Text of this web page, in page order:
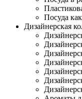
Посуда
Дизайнерская